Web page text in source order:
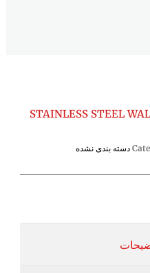
STAINLESS STEEL
دسته بندی نشده